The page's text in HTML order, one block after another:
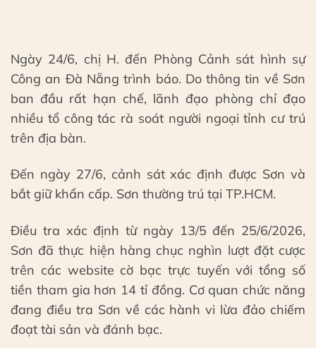
Ngày 24/6, chị H. đến Phòng Cảnh sát hình sự
Công an Đà Nẵng trình báo. Do thông tin về Sơn
ban đầu rất hạn chế, lãnh đạo phòng chỉ đạo
nhiều tổ công tác rà soát người ngoại tỉnh cư trú
trên địa bàn.
Đến ngày 27/6, cảnh sát xác định được Sơn và
bắt giữ khẩn cấp. Sơn thường trú tại TP.HCM.
Điều tra xác định từ ngày 13/5 đến 25/6/2026,
Sơn đã thực hiện hàng chục nghìn lượt đặt cược
trên các website cờ bạc trực tuyến với tổng số
tiền tham gia hơn 14 tỉ đồng. Cơ quan chức năng
đang điều tra Sơn về các hành vi lừa đảo chiếm
đoạt tài sản và đánh bạc.